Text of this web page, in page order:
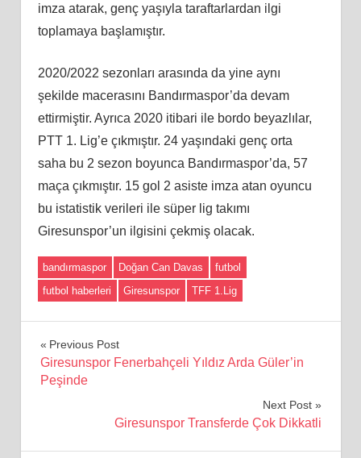
imza atarak, genç yaşıyla taraftarlardan ilgi
toplamaya başlamıştır.
2020/2022 sezonları arasında da yine aynı
şekilde macerasını Bandırmaspor’da devam
ettirmiştir. Ayrıca 2020 itibari ile bordo beyazlılar,
PTT 1. Lig’e çıkmıştır. 24 yaşındaki genç orta
saha bu 2 sezon boyunca Bandırmaspor’da, 57
maça çıkmıştır. 15 gol 2 asiste imza atan oyuncu
bu istatistik verileri ile süper lig takımı
Giresunspor’un ilgisini çekmiş olacak.
bandırmaspor Doğan Can Davas
futbol
futbol haberleri
Giresunspor TFF 1.Lig
Yazı
gezinmesi
Previous Post
Giresunspor Fenerbahçeli Yıldız Arda Güler’in
Peşinde
Next Post
Giresunspor Transferde Çok Dikkatli